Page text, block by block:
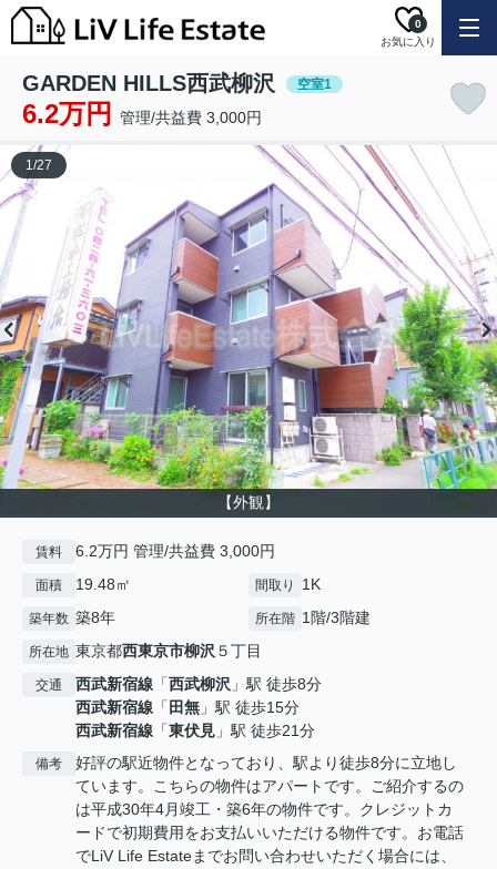
お気に入り
0
GARDEN HILLS西武柳沢 空室1
6.2万円 管理/共益費 3,000円
【外観】
1/27
賃料 6.2万円 管理/共益費 3,000円
面積 19.48㎡ 間取り 1K
築年数 築8年 所在階 1階/3階建
所在地 東京都西東京市柳沢５丁目
交通 西武新宿線 「西武柳沢 」駅 徒歩8分
西武新宿線 「 田無 」駅 徒歩15分
西武新宿線 「東伏見 」駅 徒歩21分
備考
好評の駅近物件となっており、駅より徒歩8分に立地し
ています。こちらの物件はアパートです。ご紹介するの
は平成30年4月竣工・築6年の物件です。クレジットカ
ードで初期費用をお支払いいただける物件です。お電話
でLiV Life Estateまでお問い合わせいただく場合には、